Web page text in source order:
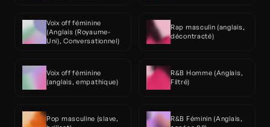
Voix off féminine
(Anglais (Royaume-
Uni), Conversationnel)
Rap masculin (anglais,
décontracté)
Voix off féminine
(anglais, empathique)
R&B Homme (Anglais,
Filtré)
Pop masculine (slave,
R&B Féminin (Anglais,